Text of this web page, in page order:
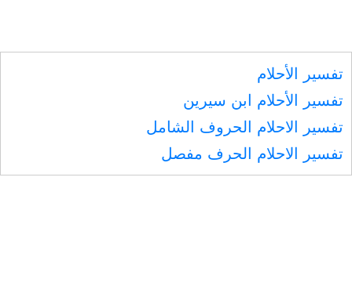
تفسير الأحلام
تفسير الأحلام ابن سيرين
تفسير الاحلام الحروف الشامل
تفسير الاحلام الحرف مفصل